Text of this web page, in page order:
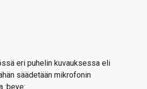
eri puhelin kuvauksessa eli
säädetään mikrofonin
:beye: